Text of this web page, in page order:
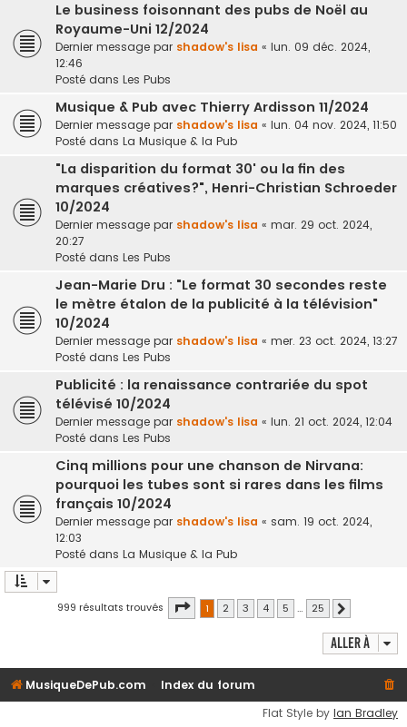
Le business foisonnant des pubs de Noël au
Royaume-Uni 12/2024
Dernier message par shadow's lisa « lun. 09 déc. 2024,
12:46
Posté dans Les Pubs
Musique & Pub avec Thierry Ardisson 11/2024
Dernier message par shadow's lisa « lun. 04 nov. 2024, 11:50
Posté dans La Musique & la Pub
"La disparition du format 30' ou la fin des
marques créatives?", Henri-Christian Schroeder
10/2024
Dernier message par shadow's lisa « mar. 29 oct. 2024,
20:27
Posté dans Les Pubs
Jean-Marie Dru : "Le format 30 secondes reste
le mètre étalon de la publicité à la télévision"
10/2024
Dernier message par shadow's lisa « mer. 23 oct. 2024, 13:27
Posté dans Les Pubs
Publicité : la renaissance contrariée du spot
télévisé 10/2024
Dernier message par shadow's lisa « lun. 21 oct. 2024, 12:04
Posté dans Les Pubs
Cinq millions pour une chanson de Nirvana:
pourquoi les tubes sont si rares dans les films
français 10/2024
Dernier message par shadow's lisa « sam. 19 oct. 2024,
12:03
Posté dans La Musique & la Pub
999 résultats trouvés Page 1sur25
1 2 3 4 5 … 25
Aller à
MusiqueDePub.com
Index du forum
Flat Style by Ian Bradley